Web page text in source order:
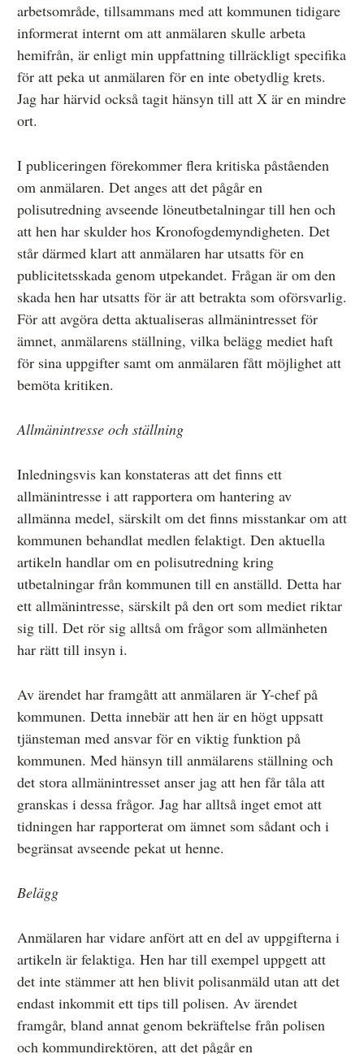
arbetsområde, tillsammans med att kommunen tidigare
informerat internt om att anmälaren skulle arbeta
hemifrån, är enligt min uppfattning tillräckligt specifika
för att peka ut anmälaren för en inte obetydlig krets.
Jag har härvid också tagit hänsyn till att X är en mindre
ort.
I publiceringen förekommer flera kritiska påståenden
om anmälaren. Det anges att det pågår en
polisutredning avseende löneutbetalningar till hen och
att hen har skulder hos Kronofogdemyndigheten. Det
står därmed klart att anmälaren har utsatts för en
publicitetsskada genom utpekandet. Frågan är om den
skada hen har utsatts för är att betrakta som oförsvarlig.
För att avgöra detta aktualiseras allmänintresset för
ämnet, anmälarens ställning, vilka belägg mediet haft
för sina uppgifter samt om anmälaren fått möjlighet att
bemöta kritiken.
Allmänintresse och ställning
Inledningsvis kan konstateras att det finns ett
allmänintresse i att rapportera om hantering av
allmänna medel, särskilt om det finns misstankar om att
kommunen behandlat medlen felaktigt. Den aktuella
artikeln handlar om en polisutredning kring
utbetalningar från kommunen till en anställd. Detta har
ett allmänintresse, särskilt på den ort som mediet riktar
sig till. Det rör sig alltså om frågor som allmänheten
har rätt till insyn i.
Av ärendet har framgått att anmälaren är Y-chef på
kommunen. Detta innebär att hen är en högt uppsatt
tjänsteman med ansvar för en viktig funktion på
kommunen. Med hänsyn till anmälarens ställning och
det stora allmänintresset anser jag att hen får tåla att
granskas i dessa frågor. Jag har alltså inget emot att
tidningen har rapporterat om ämnet som sådant och i
begränsat avseende pekat ut henne.
Belägg
Anmälaren har vidare anfört att en del av uppgifterna i
artikeln är felaktiga. Hen har till exempel uppgett att
det inte stämmer att hen blivit polisanmäld utan att det
endast inkommit ett tips till polisen. Av ärendet
framgår, bland annat genom bekräftelse från polisen
och kommundirektören, att det pågår en